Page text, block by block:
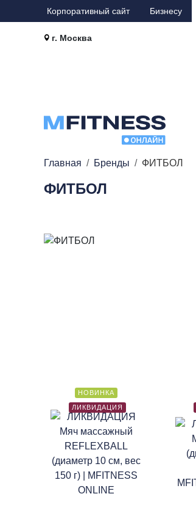
Корпоративный сайт Бизнесу
г. Москва
Главная Бренды ФИТБОЛ
ФИТБОЛ
НОВИНКА
ЛИКВИДАЦИЯ